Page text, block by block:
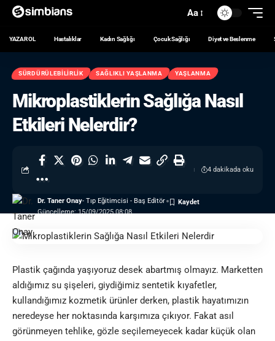
Aa
YAZAR OL Hastalıklar Kadın Sağlığı Çocuk Sağlığı Diyet ve Beslenme
SÜRDÜRÜLEBILIRLIK SAĞLIKLI YAŞLANMA YAŞLANMA
Mikroplastiklerin Sağlığa Nasıl
Etkileri Nelerdir?
Güncelleme: 15/09/2025 08:08
Dr. Taner Onay- Tıp Eğitimcisi - Baş Editör
4 dakikada oku
Plastik çağında yaşıyoruz desek abartmış olmayız. Marketten
aldığımız su şişeleri, giydiğimiz sentetik kıyafetler,
kullandığımız kozmetik ürünler derken, plastik hayatımızın
neredeyse her noktasında karşımıza çıkıyor. Fakat asıl
görünmeyen tehlike, gözle seçilemeyecek kadar küçük olan